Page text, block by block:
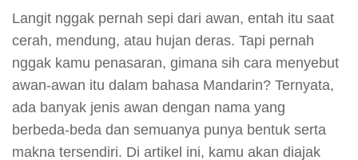
Langit nggak pernah sepi dari awan, entah itu saat
cerah, mendung, atau hujan deras. Tapi pernah
nggak kamu penasaran, gimana sih cara menyebut
awan-awan itu dalam bahasa Mandarin? Ternyata,
ada banyak jenis awan dengan nama yang
berbeda-beda dan semuanya punya bentuk serta
makna tersendiri. Di artikel ini, kamu akan diajak